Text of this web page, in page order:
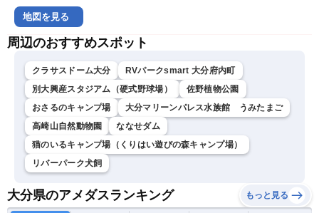
地図を見る
周辺のおすすめスポット
クラサスドーム大分
RVパークsmart 大分府内町
別大興産スタジアム（硬式野球場）
佐野植物公園
おさるのキャンプ場
大分マリーンパレス水族館 うみたまご
高崎山自然動物園
ななせダム
猫のいるキャンプ場（くりはい遊びの森キャンプ場）
リバーパーク犬飼
大分県のアメダスランキング もっと見る